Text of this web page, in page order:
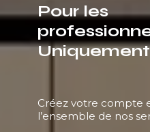
Pour les
Créez votre compte
l’ensemble de nos